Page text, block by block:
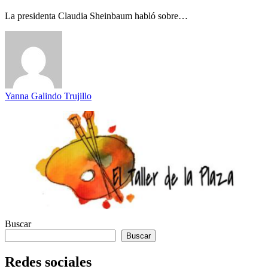
La presidenta Claudia Sheinbaum habló sobre…
Yanna Galindo Trujillo
Buscar
Buscar
Redes sociales